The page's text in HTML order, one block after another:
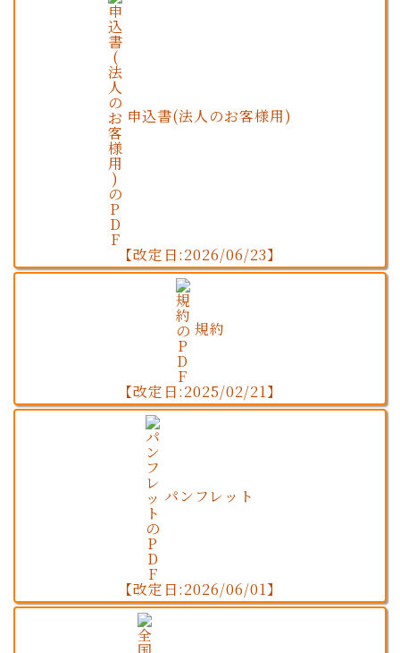
申込書(法人のお客様用)
【改定日:2026/06/23】
規約
【改定日:2025/02/21】
パンフレット
【改定日:2026/06/01】